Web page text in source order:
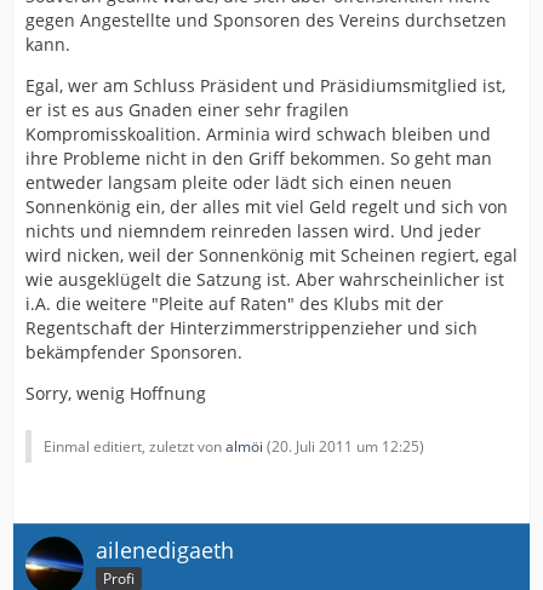
gegen Angestellte und Sponsoren des Vereins durchsetzen
kann.
Egal, wer am Schluss Präsident und Präsidiumsmitglied ist,
er ist es aus Gnaden einer sehr fragilen
Kompromisskoalition. Arminia wird schwach bleiben und
ihre Probleme nicht in den Griff bekommen. So geht man
entweder langsam pleite oder lädt sich einen neuen
Sonnenkönig ein, der alles mit viel Geld regelt und sich von
nichts und niemndem reinreden lassen wird. Und jeder
wird nicken, weil der Sonnenkönig mit Scheinen regiert, egal
wie ausgeklügelt die Satzung ist. Aber wahrscheinlicher ist
i.A. die weitere "Pleite auf Raten" des Klubs mit der
Regentschaft der Hinterzimmerstrippenzieher und sich
bekämpfender Sponsoren.
Sorry, wenig Hoffnung
Einmal editiert, zuletzt vonalmöi (20. Juli 2011 um 12:25)
ailenedigaeth
Profi